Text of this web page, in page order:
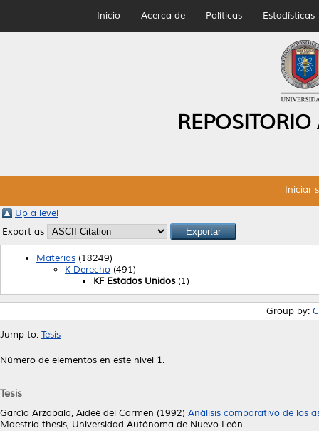
Inicio Acerca de Políticas Estadísticas
Iniciar
Up a level
Export as
Materias (18249)
K Derecho (491)
KF Estados Unidos(1)
Group by:
Jump to: Tesis
Número de elementos en este nivel 1.
Tesis
García Arzabala, Aideé del Carmen (1992) Análisis comparativo de los
Maestría thesis, Universidad Autónoma de Nuevo León.